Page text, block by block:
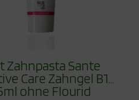
Zahnpasta Sante
Care Zahngel B12
ohne Flourid